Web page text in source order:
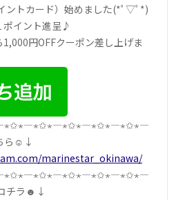
ントカード）始めました(*ﾟ▽ﾟ*)
ポイント進呈♪
円OFFクーポン差し上げま
ら☺↓
marinestar_okinawa/
チラ☻↓